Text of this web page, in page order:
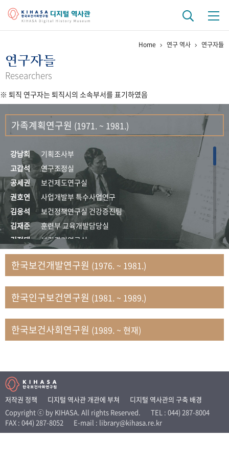
걸어온 길 기관 변천사
연구 역사
정책과 연구 키워드로 보는 연구 역사
연구자들
간행물 변천사
기록물 아카이브
사진 아카이브 문서 기록물 행정박물 영상 기록물
50+1주년 기념
성과 50선 숫자로 보는 50년
세계와 함께 한 KIHASA
VR 역사관
Home 연구 역사 연구자들
연구자들
Researchers
※ 퇴직 연구자는 퇴직시의 소속부서를 표기하였음
가족계획연구원 (1971. ~ 1981.)
강남희
기획조사부
고갑석
연구조정실
공세권
보건제도연구실
권호연
사업개발부 특수사업연구
김응석
보건정책연구실 건강증진팀
김재준
훈련부 교육개발담당실
김정태
보건관리연구실
김지자
연구부 사회개발담당실
김태룡
조사평가부 연구과
문현상
가족복지연구실 인구가족연구팀
박인화
보건정책연구실
박재빈
연구부 인구역학담당실
변종화
보건정책연구실 건강증진팀
송건용
보건정책연구실
송태민
정보통계연구실 빅데이터연구센터
신희설
사업개발부 국제협력연구실
이규식
의료보험연구실
이문기
훈련부
한국보건개발연구원 (1976. ~ 1981.)
한국인구보건연구원 (1981. ~ 1989.)
한국보건사회연구원 (1989. ~ 현재)
저작권 정책 디지털 역사관 개관에 부쳐
디지털 역사관의 구축 배경
Copyright ⓒ by KIHASA. All rights Reserved.
TEL : 044) 287-8004
FAX : 044) 287-8052
E-mail : library@kihasa.re.kr